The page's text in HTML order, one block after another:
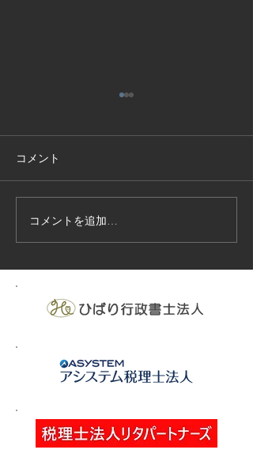
技能実習生１２名入国-フ
ィリピン、ベトナム
コメント
コメントを追加…